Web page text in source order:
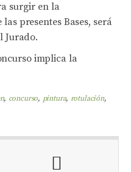
surgir en la
presentes Bases, será
Jurado.
implica la
, concurso, pintura, rotulación,